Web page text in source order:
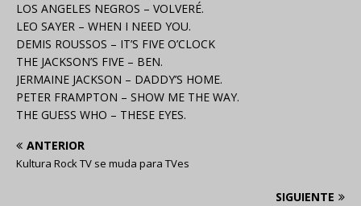
LOS ANGELES NEGROS – VOLVERÉ.
LEO SAYER – WHEN I NEED YOU.
DEMIS ROUSSOS – IT’S FIVE O’CLOCK
THE JACKSON’S FIVE – BEN.
JERMAINE JACKSON – DADDY’S HOME.
PETER FRAMPTON – SHOW ME THE WAY.
THE GUESS WHO – THESE EYES.
ANTERIOR
Kultura Rock TV se muda para TVes
SIGUIENTE